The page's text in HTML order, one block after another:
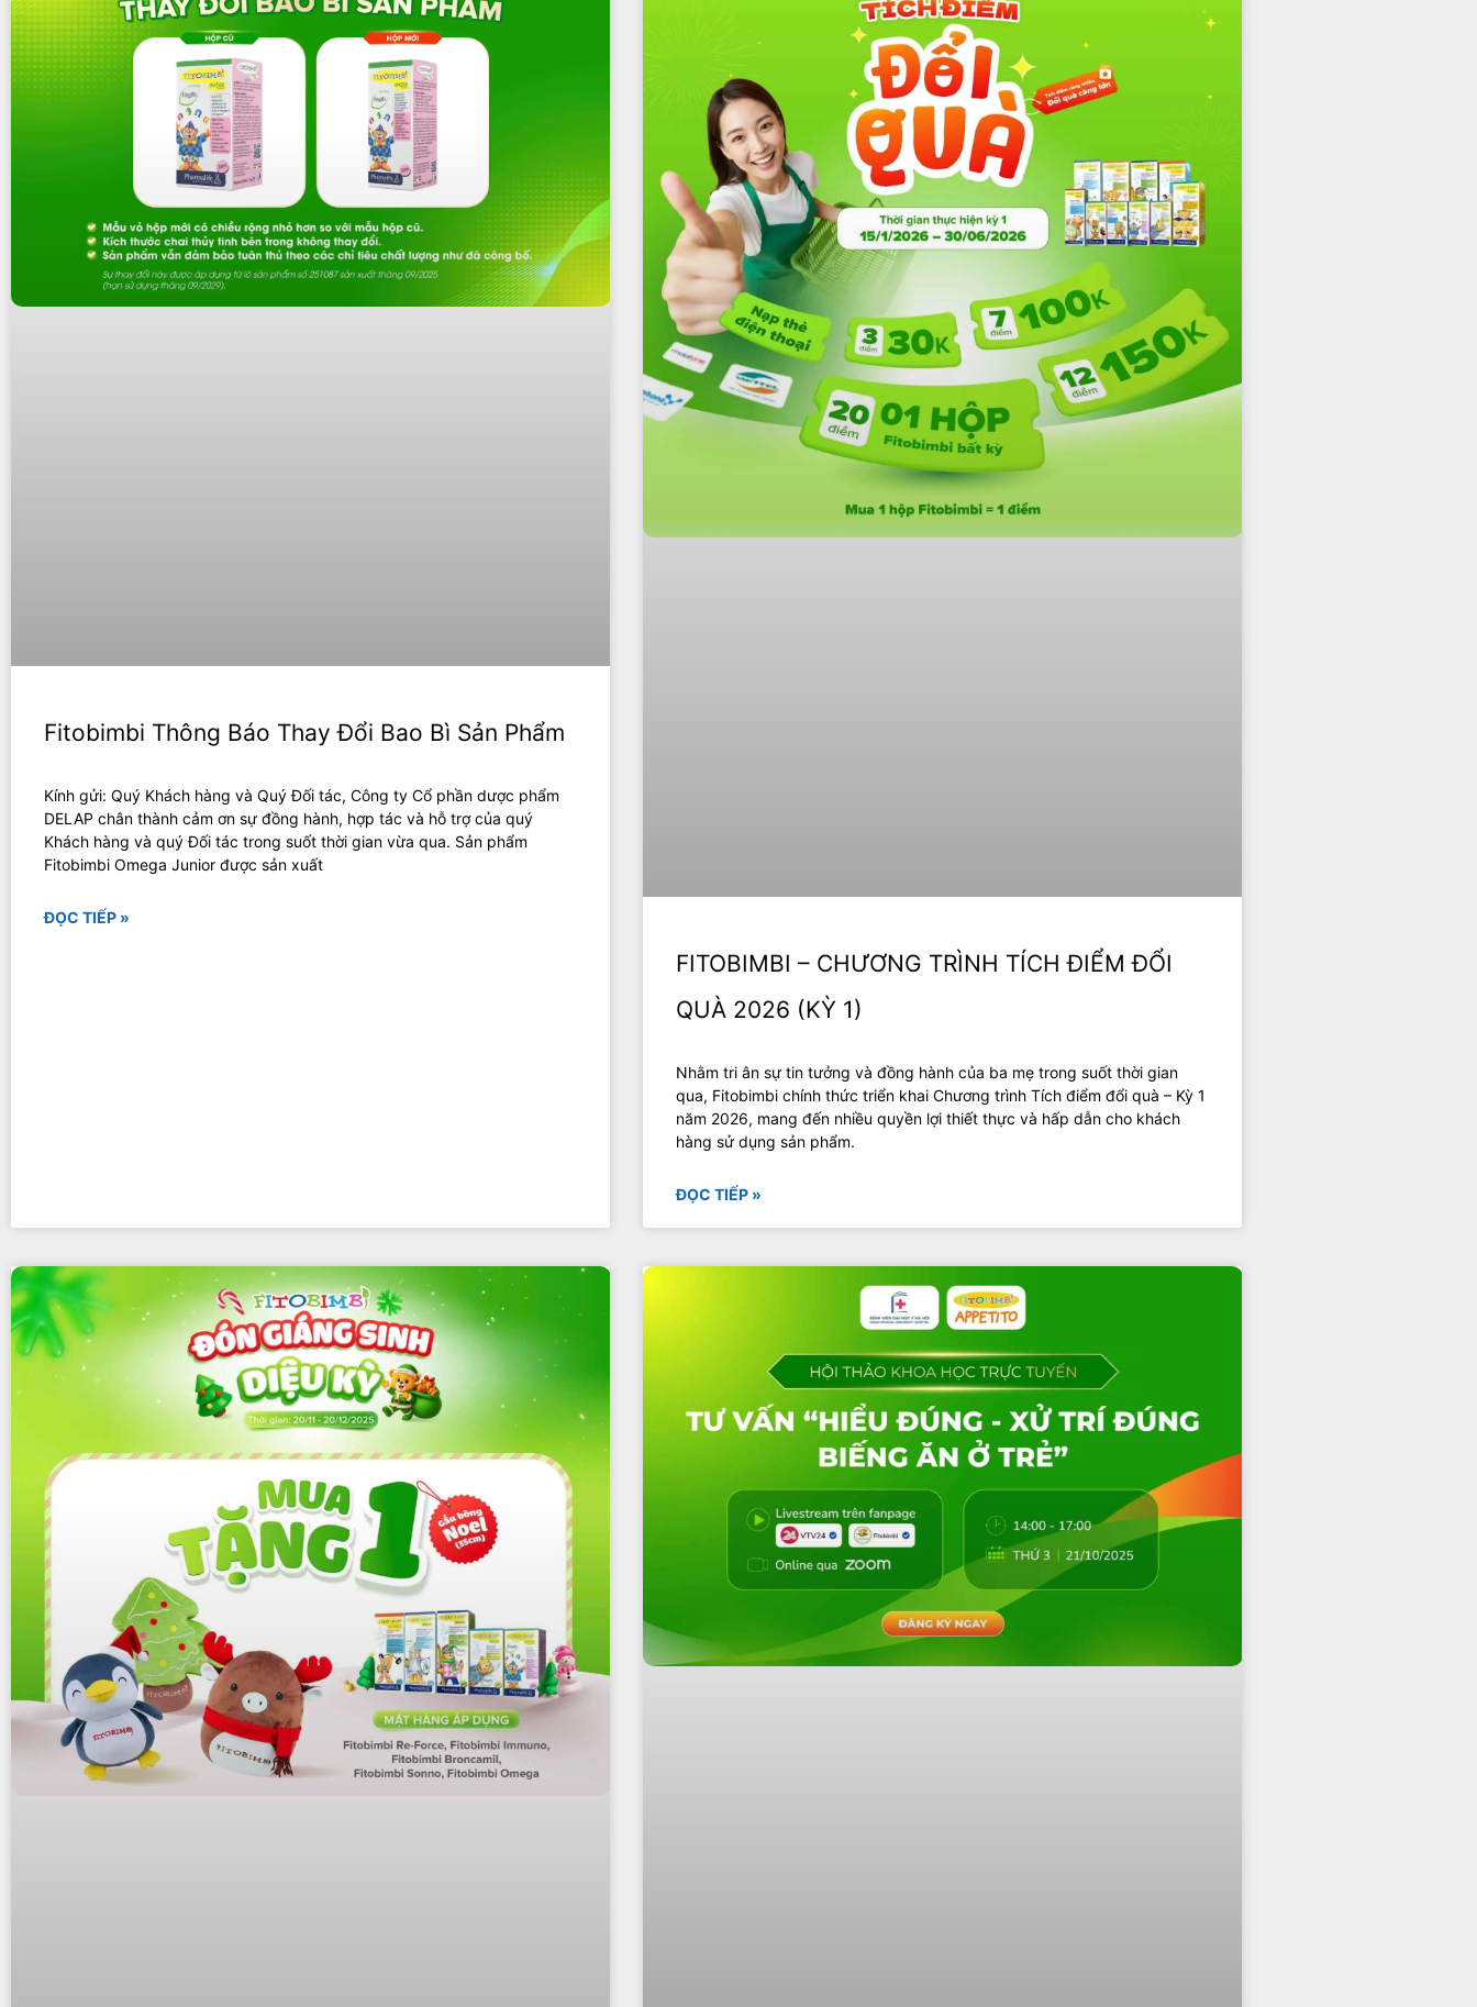
Fitobimbi Thông Báo Thay Đổi Bao Bì Sản Phẩm
Kính gửi: Quý Khách hàng và Quý Đối tác, Công ty Cổ phần dược phẩm
DELAP chân thành cảm ơn sự đồng hành, hợp tác và hỗ trợ của quý
Khách hàng và quý Đối tác trong suốt thời gian vừa qua. Sản phẩm
Fitobimbi Omega Junior được sản xuất
ĐỌC TIẾP »
FITOBIMBI – CHƯƠNG TRÌNH TÍCH ĐIỂM ĐỔI
QUÀ 2026 (KỲ 1)
Nhằm tri ân sự tin tưởng và đồng hành của ba mẹ trong suốt thời gian
qua, Fitobimbi chính thức triển khai Chương trình Tích điểm đổi quà – Kỳ 1
năm 2026, mang đến nhiều quyền lợi thiết thực và hấp dẫn cho khách
hàng sử dụng sản phẩm.
ĐỌC TIẾP »